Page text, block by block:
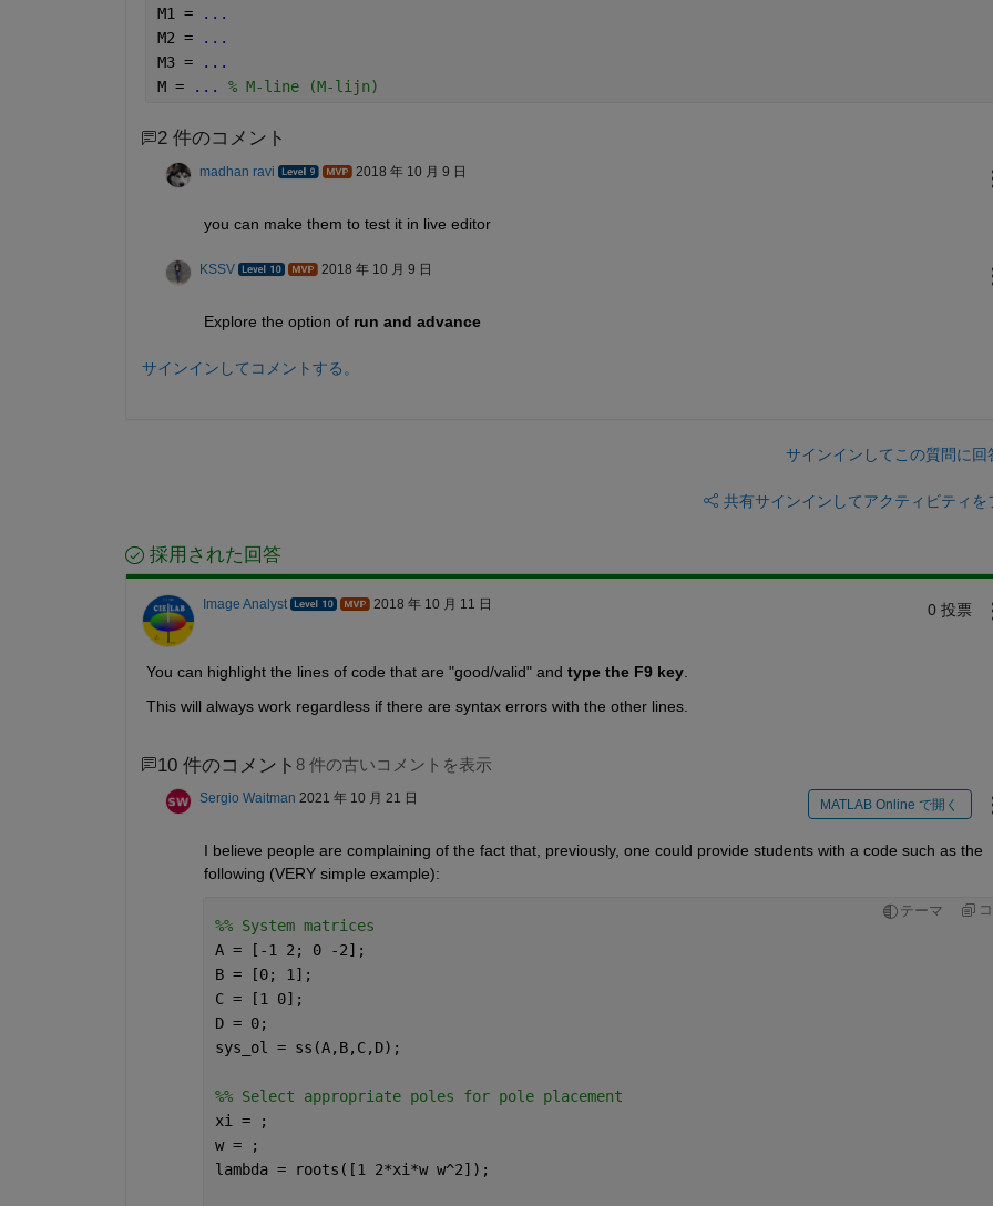
M1 =
...
M2 =
...
M3 =
...
M =
... % M-line (M-lijn)
2 件のコメント
madhan ravi 2018 年 10 月 9 日
you can make them to test it in live editor
KSSV 2018 年 10 月 9 日
Explore the option of run and advance
サインインしてコメントする。
サインインしてこの質問に回
共有サインインしてアクティビティを
採用された回答
Image Analyst 2018 年 10 月 11 日 0 投票
You can highlight the lines of code that are "good/valid" and type the F9 key.
This will always work regardless if there are syntax errors with the other lines.
10 件のコメント 8 件の古いコメントを表示
Sergio Waitman 2021 年 10 月 21 日 MATLAB Online で開く
I believe people are complaining of the fact that, previously, one could provide students with a code such as the
following (VERY simple example):
テーマ
%% System matrices
A = [-1 2; 0 -2];
B = [0; 1];
C = [1 0];
D = 0;
sys_ol = ss(A,B,C,D);
%% Select appropriate poles for pole placement
xi = ;
w = ;
lambda = roots([1 2*xi*w w^2]);